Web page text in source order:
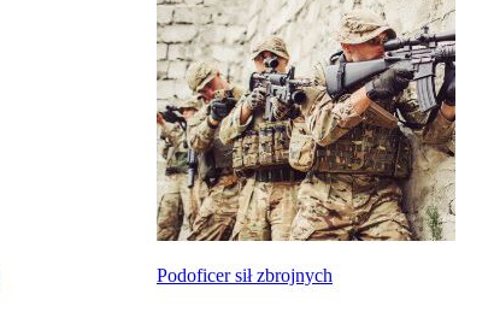
Podoficer sił zbrojnych